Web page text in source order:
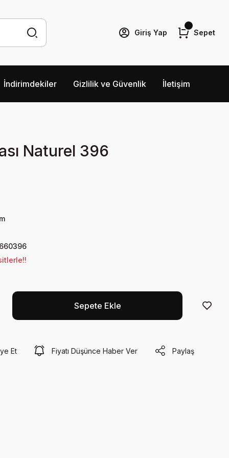
Giriş Yap Sepet
İndirimdekiler Gizlilik ve Güvenlik İletişim
Naturel 396
Sepete Ekle
Et Fiyatı Düşünce Haber Ver Paylaş